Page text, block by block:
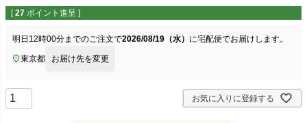
[ 27 ポイント進呈 ]
明日 12時00分までのご注文で2026/08/19（水） に宅配便でお届けします。
東京都 お届け先を変更
お気に入りに登録する